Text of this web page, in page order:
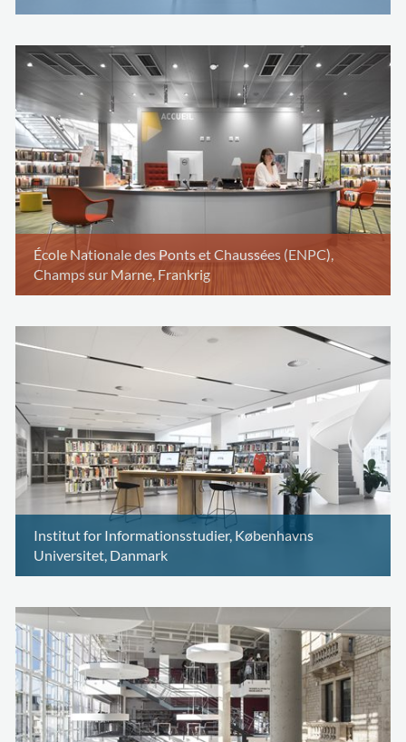
École Nationale des Ponts et Chaussées (ENPC),
Champs sur Marne, Frankrig
Institut for Informationsstudier, Københavns
Universitet, Danmark